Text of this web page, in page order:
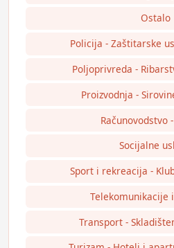
Ostalo
Policija - Zaštitarske
Poljoprivreda -
Proizvodnja -
Računovodstvo
Socijalne
Sport i rekreacija -
Telekomunikacije
Transport -